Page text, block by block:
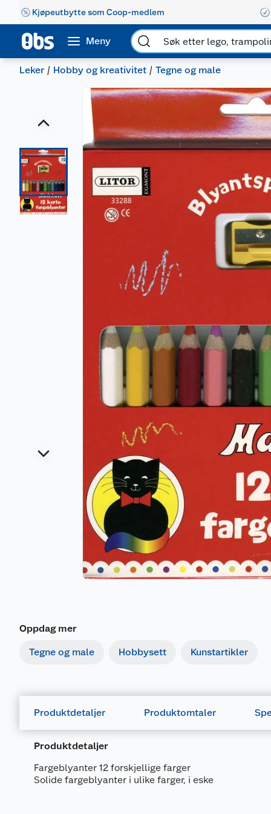
Kjøpeutbytte som Coop-medlem
Meny
Leker Hobby og kreativitet Tegne og male
Oppdag mer
Tegne og male Hobbysett Kunstartikler
Produktdetaljer Produktomtaler
Produktdetaljer
Fargeblyanter 12 forskjellige farger
Solide fargeblyanter i ulike farger, i eske